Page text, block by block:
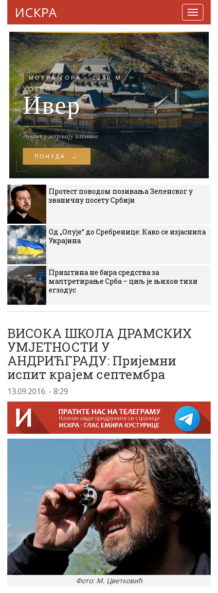
ИСКРА
Протест поводом позивања Зеленског у
званичну посету Србији
Од „Олује“ до Сребренице: Како се изјаснила
Украјина
Приштина не бира средства за
малтретирање Срба – циљ је њихов тихи
егзодус
ВИСОКА ШКОЛА ДРАМСКИХ
УМЈЕТНОСТИ У
АНДРИЋГРАДУ: Пријемни
испит крајем септембра
13.09.2016. - 8:29
Фото: М. Цветковић